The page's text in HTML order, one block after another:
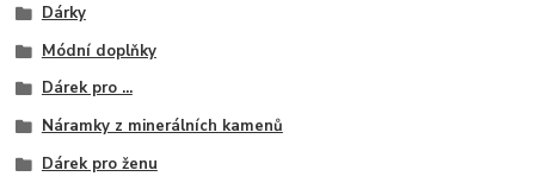
Dárky
Módní doplňky
Dárek pro ...
Náramky z minerálních kamenů
Dárek pro ženu